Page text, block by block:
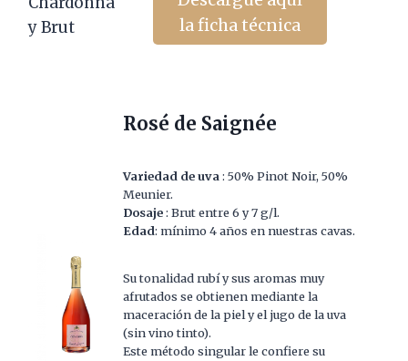
la ficha técnica
Rosé de Saignée
Variedad de uva: 50% Pinot Noir, 50%
Meunier.
Dosaje: Brut entre 6 y 7 g/l.
Edad: mínimo 4 años en nuestras cavas.
Su tonalidad rubí y sus aromas muy
afrutados se obtienen mediante la
maceración de la piel y el jugo de la uva
(sin vino tinto).
Este método singular le confiere su